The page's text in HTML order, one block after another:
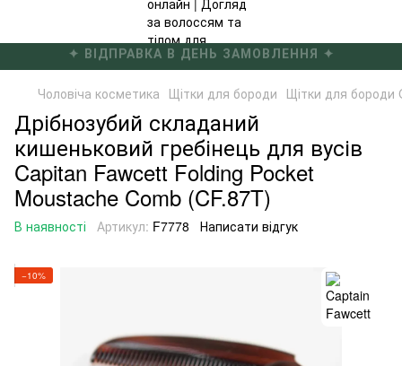
✦ БЕЗКОШТОВНА ДОСТАВКА ВІД 4000 ГРН ✦
Чоловіча косметика Щітки для бороди Щітки для бороди
Дрібнозубий складаний
кишеньковий гребінець для вусів
Capitan Fawcett Folding Pocket
Moustache Comb (CF.87T)
В наявності Артикул: F7778 Написати відгук
−10%